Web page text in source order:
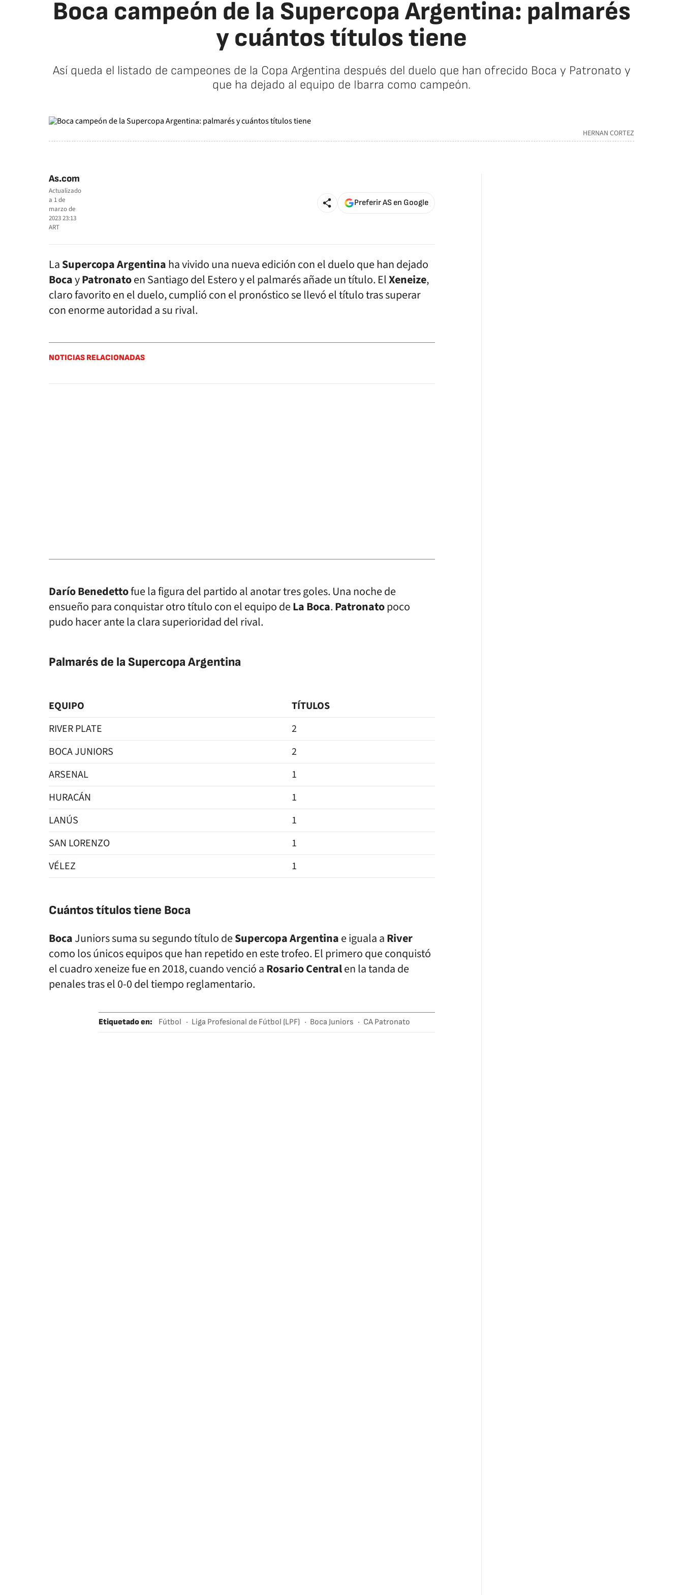
Boca campeón de la Supercopa Argentina: palmarés
y cuántos títulos tiene
Así queda el listado de campeones de la Copa Argentina después del duelo que han ofrecido Boca y Patronato y
que ha dejado al equipo de Ibarra como campeón.
HERNAN CORTEZ
As.com
Actualizado
a 1 de
marzo de
2023 23:13
ART
Preferir AS en Google
LaSupercopa Argentinaha vivido una nueva edición con el duelo que han dejado
BocayPatronatoen Santiago del Estero y el palmarés añade un título. ElXeneize,
claro favorito en el duelo, cumplió con el pronóstico se llevó el título tras superar
con enorme autoridad a su rival.
NOTICIAS RELACIONADAS
Darío Benedettofue la figura del partido al anotar tres goles. Una noche de
ensueño para conquistar otro título con el equipo deLa Boca.Patronatopoco
pudo hacer ante la clara superioridad del rival.
Palmarés de la Supercopa Argentina
EQUIPO
TÍTULOS
RIVER PLATE
2
BOCA JUNIORS
2
ARSENAL
1
HURACÁN
1
LANÚS
1
SAN LORENZO
1
VÉLEZ
1
Cuántos títulos tiene Boca
BocaJuniors suma su segundo título deSupercopa Argentinae iguala aRiver
como los únicos equipos que han repetido en este trofeo. El primero que conquistó
el cuadro xeneize fue en 2018, cuando venció aRosario Centralen la tanda de
penales tras el 0-0 del tiempo reglamentario.
Etiquetado en: Fútbol Liga Profesional de Fútbol (LPF) Boca Juniors CA Patronato